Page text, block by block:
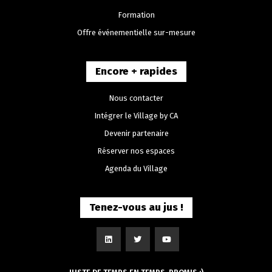
Formation
Offre événementielle sur-mesure
Encore + rapides
Nous contacter
Intégrer le Village by CA
Devenir partenaire
Réserver nos espaces
Agenda du Village
Tenez-vous au jus !